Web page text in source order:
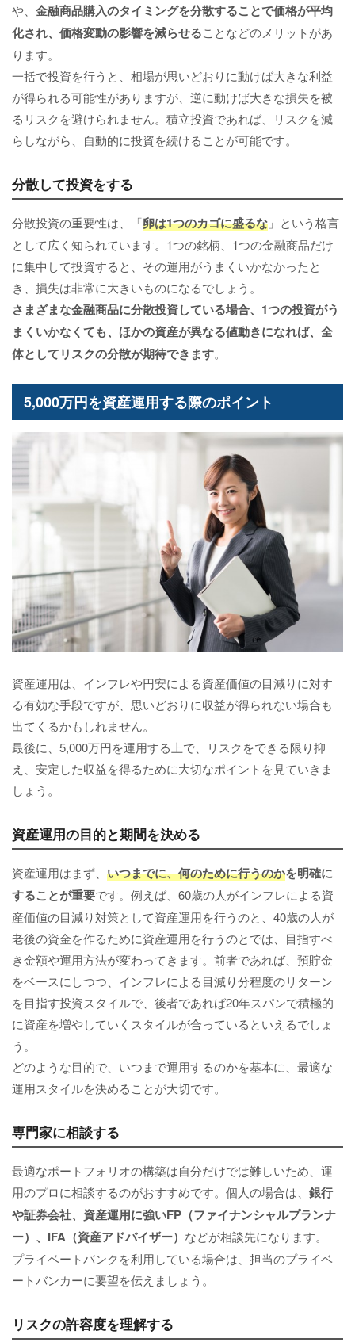
や、 金融商品購入のタイミングを分散することで価格が平均
化され、価格変動の影響を減らせることなどのメリットがあ
ります。
一括で投資を行うと、相場が思いどおりに動けば大きな利益
が得られる可能性がありますが、逆に動けば大きな損失を被
るリスクを避けられません。積立投資であれば、リスクを減
らしながら、自動的に投資を続けることが可能です。
分散して投資をする
分散投資の重要性は、「卵は1つのカゴに盛るな 」という格言
として広く知られています。1つの銘柄、1つの金融商品だけ
に集中して投資すると、その運用がうまくいかなかったと
き、損失は非常に大きいものになるでしょう。
さまざまな金融商品に分散投資している場合、1つの投資がう
まくいかなくても、ほかの資産が異なる値動きになれば、全
体としてリスクの分散が期待できます。
5,000万円を資産運用する際のポイント
資産運用は、インフレや円安による資産価値の目減りに対す
る有効な手段ですが、思いどおりに収益が得られない場合も
出てくるかもしれません。
最後に、5,000万円を運用する上で、リスクをできる限り抑
え、安定した収益を得るために大切なポイントを見ていきま
しょう。
資産運用の目的と期間を決める
資産運用はまず、 いつまでに、何のために行うのかを明確に
することが重要です。例えば、60歳の人がインフレによる資
産価値の目減り対策として資産運用を行うのと、40歳の人が
老後の資金を作るために資産運用を行うのとでは、目指すべ
き金額や運用方法が変わってきます。前者であれば、預貯金
をベースにしつつ、インフレによる目減り分程度のリターン
を目指す投資スタイルで、後者であれば20年スパンで積極的
に資産を増やしていくスタイルが合っているといえるでしょ
う。
どのような目的で、いつまで運用するのかを基本に、最適な
運用スタイルを決めることが大切です。
専門家に相談する
最適なポートフォリオの構築は自分だけでは難しいため、運
用のプロに相談するのがおすすめです。個人の場合は、 銀行
や証券会社、資産運用に強いFP（ファイナンシャルプランナ
ー）、IFA（資産アドバイザー） などが相談先になります。
プライベートバンクを利用している場合は、担当のプライベ
ートバンカーに要望を伝えましょう。
リスクの許容度を理解する